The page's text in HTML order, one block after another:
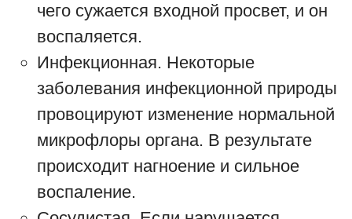
чего сужается входной просвет, и он
воспаляется.
Инфекционная. Некоторые
заболевания инфекционной природы
провоцируют изменение нормальной
микрофлоры органа. В результате
происходит нагноение и сильное
воспаление.